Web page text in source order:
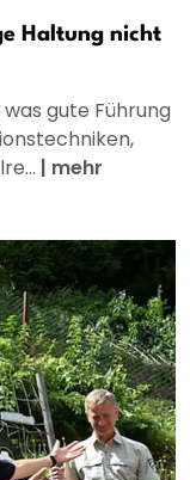
Haltung nicht
gute Führung
| mehr